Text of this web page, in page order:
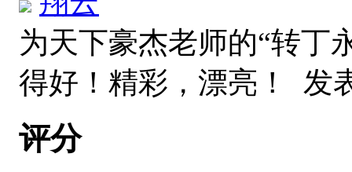
为天下豪杰老师的“转丁
得好！精彩，漂亮！ 发
评分